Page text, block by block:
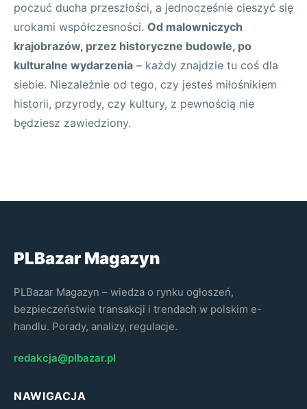
poczuć ducha przeszłości, a jednocześnie cieszyć się
urokami współczesności. Od malowniczych
krajobrazów, przez historyczne budowle, po
kulturalne wydarzenia – każdy znajdzie tu coś dla
siebie. Niezależnie od tego, czy jesteś miłośnikiem
historii, przyrody, czy kultury, z pewnością nie
będziesz zawiedziony.
PLBazar Magazyn
PLBazar Magazyn – wiedza o rynku ogłoszeń,
bezpieczeństwie transakcji i trendach w polskim e-
handlu. Porady, analizy, regulacje.
redakcja@plbazar.pl
NAWIGACJA